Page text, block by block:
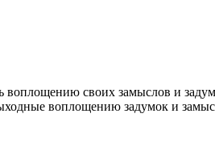
своих замыслов и
воплощению задумок и